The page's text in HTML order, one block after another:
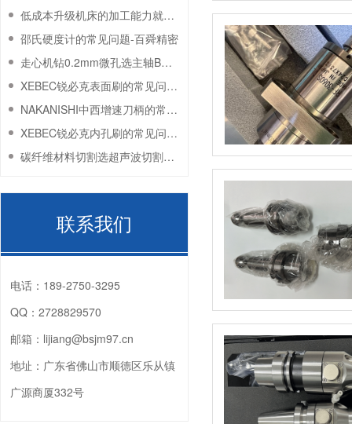
低成本升级机床的加工能力就选NSK电主轴-百舜机密
邵氏硬度计的常见问题-百舜精密
走心机钻0.2mm微孔选主轴BM-320-百舜精密
XEBEC锐必克表面刷的常见问题-百舜精密
NAKANISHI中西增速刀柄的常见问题-百舜精密
XEBEC锐必克内孔刷的常见问题-百舜精密
碳纤维材料切割选超声波切割刀ZO-91-百舜精密
联系我们
电话： 189-2750-3295
QQ： 2728829570
邮箱： lijiang@bsjm97.cn
地址： 广东省佛山市顺德区乐从镇
广源商厦332号